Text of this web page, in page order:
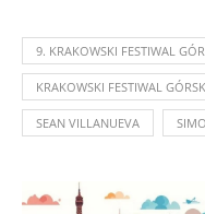
9. KRAKOWSKI FESTIWAL
KRAKOWSKI FESTIWAL
SEAN VILLANUEVA